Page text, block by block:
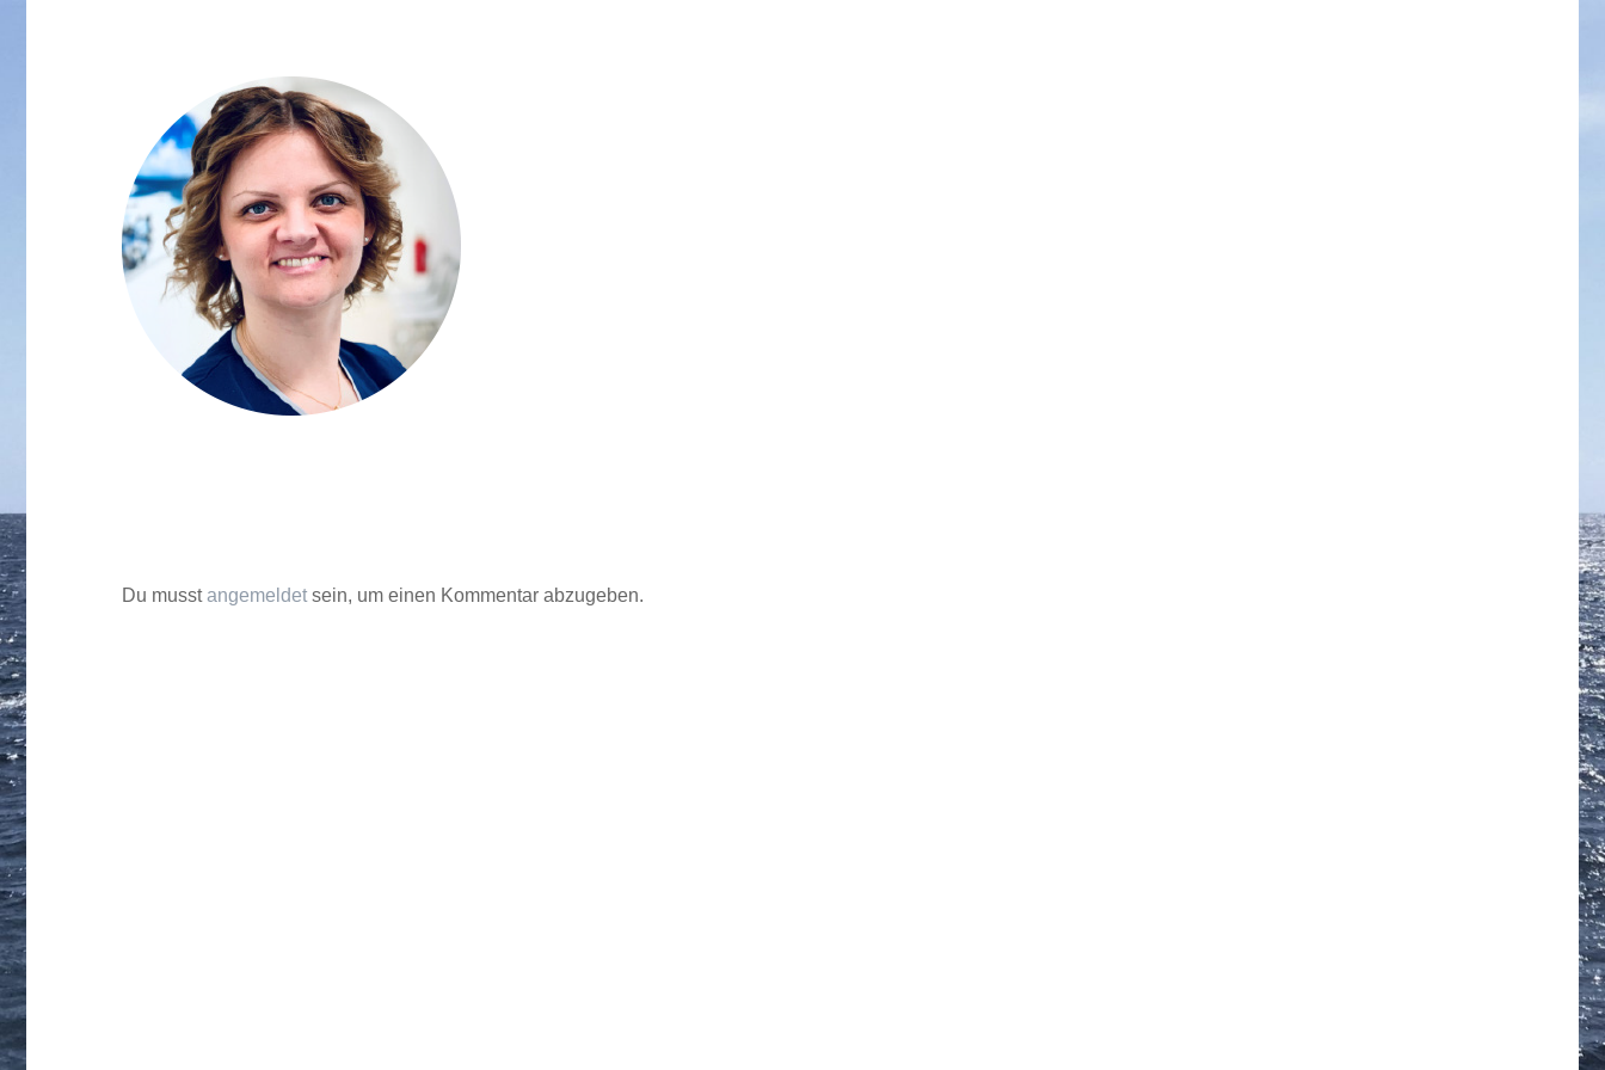
Du musstangemeldet sein, um einen Kommentar abzugeben.